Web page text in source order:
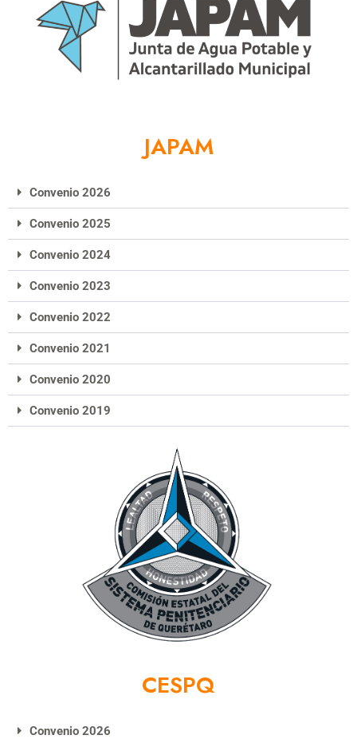
JAPAM
Convenio 2026
Convenio 2025
Convenio 2024
Convenio 2023
Convenio 2022
Convenio 2021
Convenio 2020
Convenio 2019
CESPQ
Convenio 2026